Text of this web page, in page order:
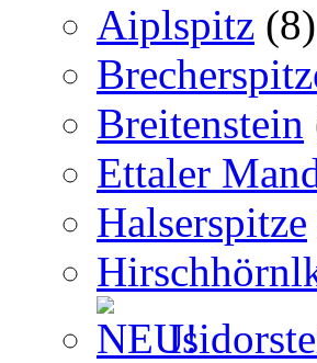
Aiplspitz (8)
Breitenstein
Ettaler
Halserspitze